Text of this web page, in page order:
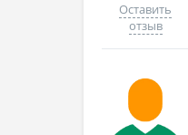
Оставить
отзыв